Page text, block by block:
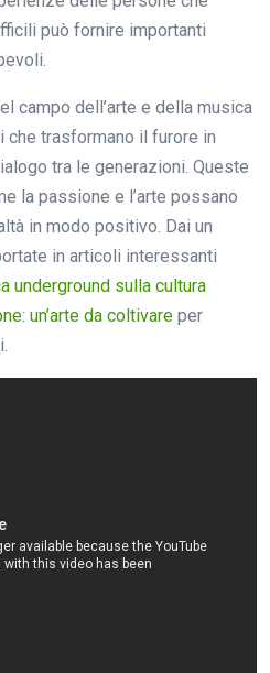
può fornire importanti
campo dell’arte e della musica
trasformano il furore in
tra le generazioni. Queste
la passione e l’arte possano
in modo positivo. Dai un
in articoli interessanti
underground sulla cultura
un’arte da coltivare per